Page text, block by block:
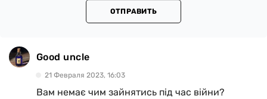
ОТПРАВИТЬ
Good uncle
21 Февраля 2023, 16:03
Вам немає чим зайнятись під час війни?